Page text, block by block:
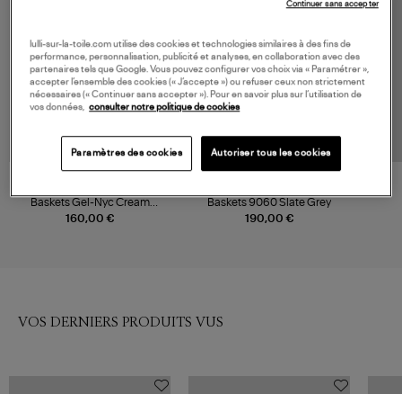
160,00 €
Baskets Gel-Nyc Cream
Moonrock
190,00 €
Baskets 9060 Slate Grey
VOS DERNIERS PRODUITS VUS
lulli-sur-la-toile.com utilise des cookies et technologies similaires à des fins de
performance, personnalisation, publicité et analyses, en collaboration avec des
partenaires tels que Google. Vous pouvez configurer vos choix via « Paramétrer »,
accepter l’ensemble des cookies (« J’accepte ») ou refuser ceux non strictement
nécessaires (« Continuer sans accepter »). Pour en savoir plus sur l’utilisation de
vos données, consulter notre politique de cookies
Paramètres des cookies Autoriser tous les cookies
Continuer sans accepter